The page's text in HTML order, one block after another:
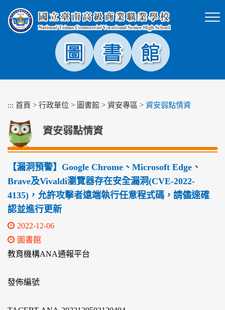
塊
::: 首頁 > 行政單位 > 圖書館 > 資安專區 > 資安弱點情資
資安弱點情資
【漏洞預警】Google Chrome、Microsoft Edge、
Brave及Vivaldi瀏覽器存在安全漏洞(CVE-2022-
4135)，允許攻擊者遠端執行任意程式碼，請儘速確
認並進行更新
2022-12-06
圖書館
教育機構ANA通報平台
發佈編號